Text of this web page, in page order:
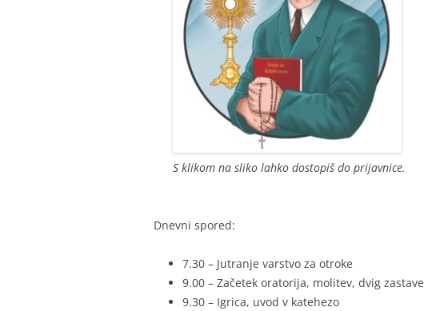
S klikom na sliko lahko dostopiš do prijavnice.
Dnevni spored:
7.30 – Jutranje varstvo za otroke
9.00 – Začetek oratorija, molitev, dvig zastave
9.30 – Igrica, uvod v katehezo